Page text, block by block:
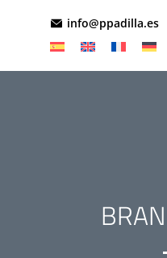
info@ppadilla.es